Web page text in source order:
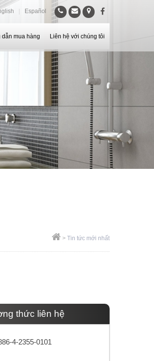
Español
dẫn mua hàng Liên hệ với chúng tôi
> Tin tức mới nhất
thức liên hệ
4-2355-0101